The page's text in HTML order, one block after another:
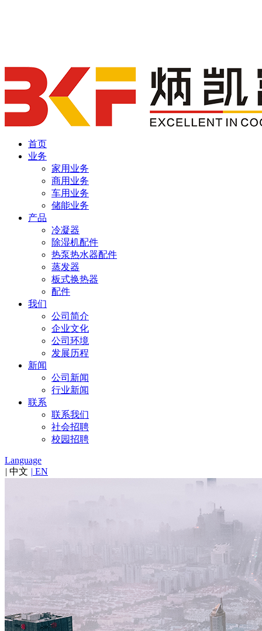
首页
业务
家用业务
商用业务
车用业务
储能业务
产品
冷凝器
除湿机配件
热泵热水器配件
蒸发器
板式换热器
配件
我们
公司简介
企业文化
公司环境
发展历程
新闻
公司新闻
行业新闻
联系
联系我们
社会招聘
校园招聘
Language
| 中文 | EN